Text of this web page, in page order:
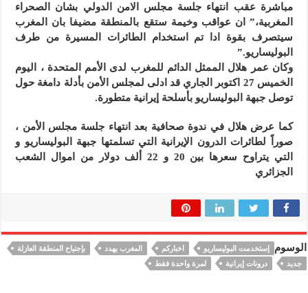
مباشرة عقب انتهاء جلسة مجلس الامن الدولي بشان الصحراء
المغربية،” ان عواقب وخيمة ستقع بالمنطقة مضيفا بان المغرب
سيتصرف بقوة ادا تم استخدام الطائرات المسيرة من طرف
البوليساريو.”
وكان عمر هلال الممثل الدائم للمغرب لدى الأمم المتحدة ، اليوم
الخميس 27 اكتوبر الجاري قد ادلى لمجلس الأمن بأدلة دامغة حول
توصل جبهة البوليساريو بأسلحة إيرانية متطورة.
كما عرض هلال في ندوة صحافية بعد انتهاء جلسة مجلس الأمن ،
صوراً لطائرات الدرون الإيرانية التي تسلمتها جبهة البوليساريو و
التي يتراوح سعرها بين 20 و 22 ألف دولار من اموال الشعب
الجزائري
الوسوم إستخدمت البوليساريو اخباركم المغرب يهدد
بإجتياح المنطقة العازلة
جديد
درونات إيرانية لمرة واحدة فقط